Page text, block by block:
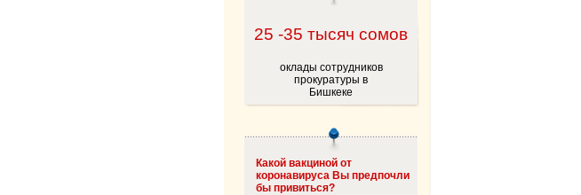
25 -35 тысяч сомов
оклады сотрудников
прокуратуры в
Бишкеке
Какой вакциной от
коронавируса Вы предпочли
бы привиться?